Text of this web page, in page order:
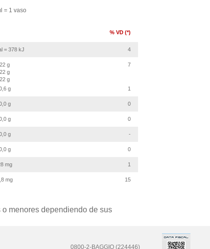
= 1 vaso
% VD (*)
= 378 kJ 4
22 g
7
22 g
22 g
g 1
g 0
g 0
g -
g 0
mg 1
mg 15
menores dependiendo de sus
0800-2-BAGGIO (224446)